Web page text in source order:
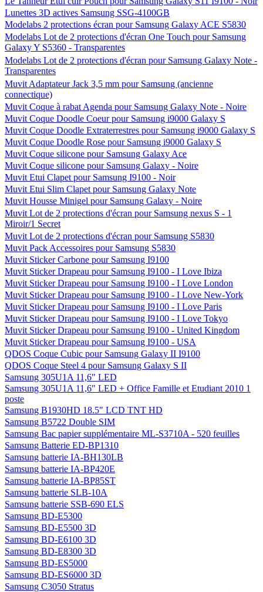
Lunettes 3D actives Samsung SSG-4100GB
Modelabs 2 protections écran pour Samsung Galaxy ACE S5830
Modelabs Lot de 2 protections d'écran One Touch pour Samsung
Galaxy Y S5360 - Transparentes
Modelabs Lot de 2 protections d'écran pour Samsung Galaxy Note -
Transparentes
Muvit Adaptateur Jack 3,5 mm pour Samsung (ancienne
connectique)
Muvit Coque à rabat Agenda pour Samsung Galaxy Note - Noire
Muvit Coque Doodle Coeur pour Samsung i9000 Galaxy S
Muvit Coque Doodle Extraterrestres pour Samsung i9000 Galaxy S
Muvit Coque Doodle Rose pour Samsung i9000 Galaxy S
Muvit Coque silicone pour Samsung Galaxy Ace
Muvit Coque silicone pour Samsung Galaxy - Noire
Muvit Etui Clapet pour Samsung I9100 - Noir
Muvit Etui Slim Clapet pour Samsung Galaxy Note
Muvit Housse Minigel pour Samsung Galaxy - Noire
Muvit Lot de 2 protections d'écran pour Samsung nexus S - 1
Miroir/1 Secret
Muvit Lot de 2 protections d'écran pour Samsung S5830
Muvit Pack Accessoires pour Samsung S5830
Muvit Sticker Carbone pour Samsung I9100
Muvit Sticker Drapeau pour Samsung I9100 - I Love Ibiza
Muvit Sticker Drapeau pour Samsung I9100 - I Love London
Muvit Sticker Drapeau pour Samsung I9100 - I Love New-York
Muvit Sticker Drapeau pour Samsung I9100 - I Love Paris
Muvit Sticker Drapeau pour Samsung I9100 - I Love Tokyo
Muvit Sticker Drapeau pour Samsung I9100 - United Kingdom
Muvit Sticker Drapeau pour Samsung I9100 - USA
QDOS Coque Cubic pour Samsung Galaxy II I9100
QDOS Coque Steel 4 pour Samsung Galaxy S II
Samsung 305U1A 11,6" LED
Samsung 305U1A 11,6" LED + Office Famille et Etudiant 2010 1
poste
Samsung B1930HD 18.5" LCD TNT HD
Samsung B5722 Double SIM
Samsung Bac papier supplémentaire ML-S3710A - 520 feuilles
Samsung Batterie ED-BP1310
Samsung batterie IA-BH130LB
Samsung batterie IA-BP420E
Samsung batterie IA-BP85ST
Samsung batterie SLB-10A
Samsung batterie SSB-690 ELS
Samsung BD-E5300
Samsung BD-E5500 3D
Samsung BD-E6100 3D
Samsung BD-E8300 3D
Samsung BD-ES5000
Samsung BD-ES6000 3D
Samsung C3050 Stratus